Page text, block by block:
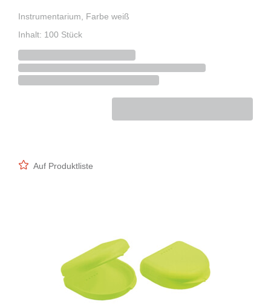
Instrumentarium, Farbe weiß
Inhalt: 100 Stück
Auf Produktliste